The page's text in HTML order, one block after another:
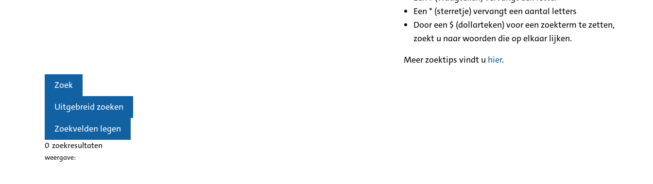
Een * (sterretje) vervangt een aantal letters
Door een $ (dollarteken) voor een zoekterm te zetten,
zoekt u naar woorden die op elkaar lijken.
Meer zoektips vindt u hier.
Zoek
Uitgebreid zoeken
Zoekvelden legen
0 zoekresultaten
weergave: